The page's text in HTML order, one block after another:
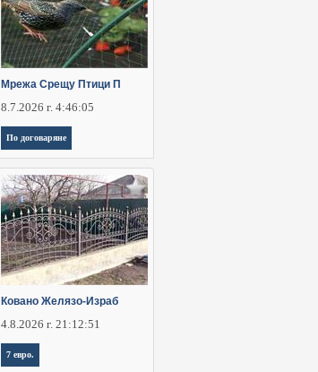
Мрежа Срещу Птици П
8.7.2026 г. 4:46:05
По договаряне
Ковано Желязо-Израб
4.8.2026 г. 21:12:51
7 евро.